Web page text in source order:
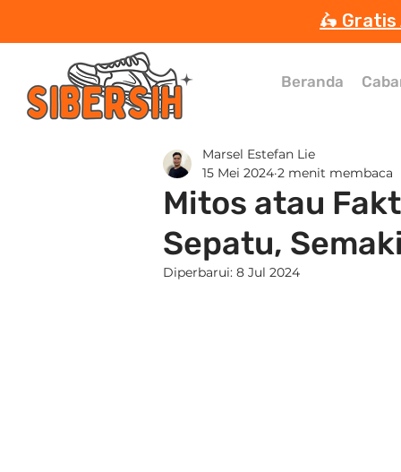
🛵
Beranda
Mitos atau
Sepatu,
Marsel Estefan Lie
15 Mei 2024 2 menit membaca
Diperbarui: 8 Jul 2024